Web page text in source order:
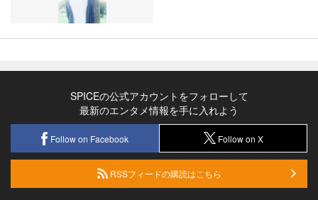
SPICEの公式アカウントをフォローして
最新のエンタメ情報を手に入れよう
Follow on Facebook Follow on X
RSSフィードの購読はこちら